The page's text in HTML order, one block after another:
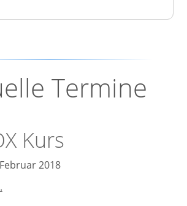
Termine
Kurs
2018
NITROX